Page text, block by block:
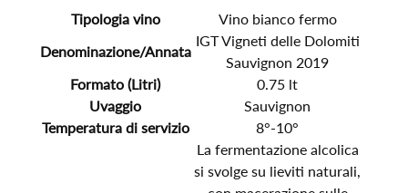
Tipologia vino
Vino bianco fermo
Denominazione/Annata
IGT Vigneti delle Dolomiti
Sauvignon 2019
Formato (Litri)
0.75 lt
Uvaggio
Sauvignon
Temperatura di servizio
8°-10°
La fermentazione alcolica
si svolge su lieviti naturali,